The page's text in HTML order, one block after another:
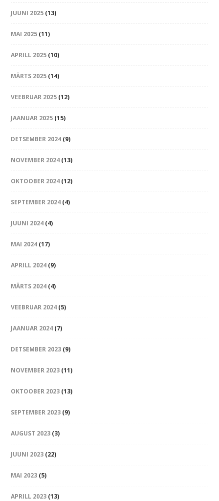
JUUNI 2025 (13)
MAI 2025 (11)
APRILL 2025 (10)
MÄRTS 2025 (14)
VEEBRUAR 2025 (12)
JAANUAR 2025 (15)
DETSEMBER 2024 (9)
NOVEMBER 2024 (13)
OKTOOBER 2024 (12)
SEPTEMBER 2024 (4)
JUUNI 2024 (4)
MAI 2024 (17)
APRILL 2024 (9)
MÄRTS 2024 (4)
VEEBRUAR 2024 (5)
JAANUAR 2024 (7)
DETSEMBER 2023 (9)
NOVEMBER 2023 (11)
OKTOOBER 2023 (13)
SEPTEMBER 2023 (9)
AUGUST 2023 (3)
JUUNI 2023 (22)
MAI 2023 (5)
APRILL 2023 (13)